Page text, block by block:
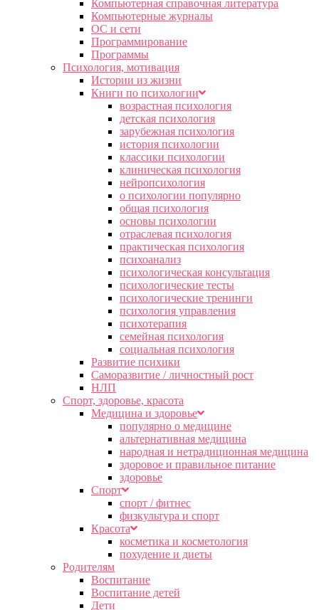
Компьютерная справочная литература
Компьютерные журналы
ОС и сети
Программирование
Программы
Психология, мотивация
Истории из жизни
Книги по психологии
возрастная психология
детская психология
зарубежная психология
история психологии
классики психологии
клиническая психология
нейропсихология
о психологии популярно
общая психология
основы психологии
отраслевая психология
практическая психология
психоанализ
психологическая консультация
психологические тесты
психологические тренинги
психология управления
психотерапия
семейная психология
социальная психология
Развитие психики
Саморазвитие / личностный рост
НЛП
Спорт, здоровье, красота
Медицина и здоровье
популярно о медицине
альтернативная медицина
народная и нетрадиционная медицина
здоровое и правильное питание
здоровье
Спорт
спорт / фитнес
физкультура и спорт
Красота
косметика и косметология
похудение и диеты
Родителям
Воспитание
Воспитание детей
Дети